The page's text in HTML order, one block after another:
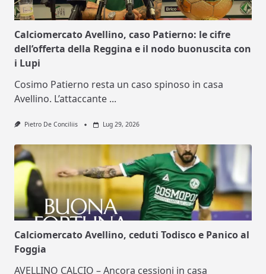
Calciomercato Avellino, caso Patierno: le cifre
dell’offerta della Reggina e il nodo buonuscita con
i Lupi
Cosimo Patierno resta un caso spinoso in casa
Avellino. L’attaccante ...
Pietro De Conciliis Lug 29, 2026
Calciomercato Avellino, ceduti Todisco e Panico al
Foggia
AVELLINO CALCIO – Ancora cessioni in casa